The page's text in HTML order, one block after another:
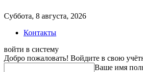
Суббота, 8 августа, 2026
Контакты
войти в систему
Добро пожаловать! Войдите в свою
Ваше имя